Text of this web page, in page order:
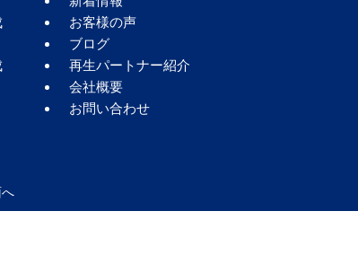
お客様の声
ブログ
再生パートナー紹介
会社概要
お問い合わせ